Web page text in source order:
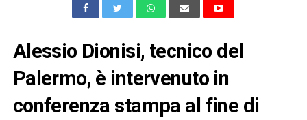
Alessio Dionisi, tecnico del
Palermo, è intervenuto in
conferenza stampa al fine di